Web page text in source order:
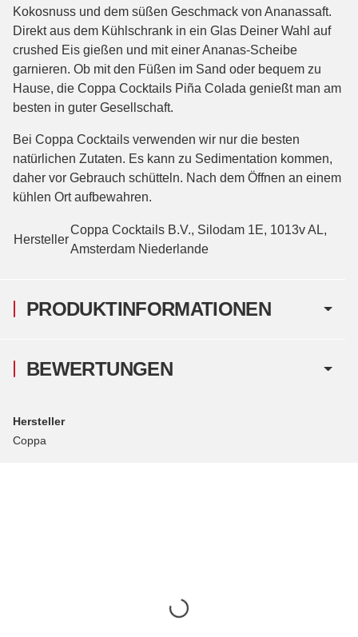
PRODUKTINFORMATIONEN
Kokosnuss und dem süßen Geschmack von Ananassaft.
Direkt aus dem Kühlschrank in ein Glas Deiner Wahl auf
crushed Eis gießen und mit einer Ananas-Scheibe
garnieren. Ob mit den Füßen im Sand oder bequem zu
Hause, die Coppa Cocktails Piña Colada genießt man am
besten in guter Gesellschaft.
Bei Coppa Cocktails verwenden wir nur die besten
natürlichen Zutaten. Es kann zu Sedimentation kommen,
daher vor Gebrauch schütteln. Nach dem Öffnen an einem
kühlen Ort aufbewahren.
Hersteller
Coppa Cocktails B.V., Silodam 1E, 1013v AL,
Amsterdam Niederlande
BEWERTUNGEN
Hersteller
Coppa